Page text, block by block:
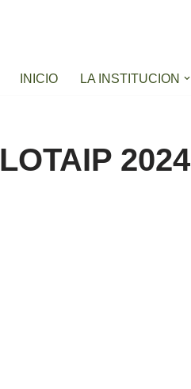
INICIO LA INSTITUCION
LOTAIP 2024